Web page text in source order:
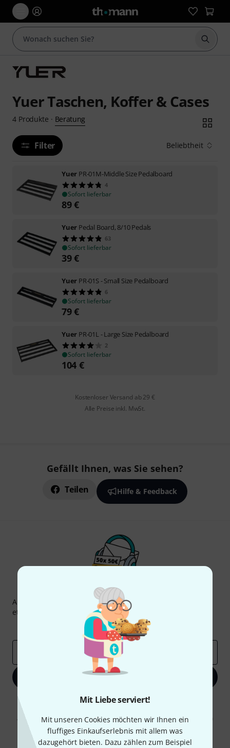
Mit Liebe serviert!
Mit unseren Cookies möchten wir Ihnen ein
fluffiges Einkaufserlebnis mit allem was
dazugehört bieten. Dazu zählen zum Beispiel
Suche
Yuer Taschen, Koffer & Cases
4 Produkte · Beratung
Filter Beliebtheit
Yuer PR-01M-Middle Size Pedalboard
4
Sofort lieferbar
89€
Yuer Pedal Board, 8/10 Pedals
63
Sofort lieferbar
39€
Yuer PR-01S - Small Size Pedalboard
6
Sofort lieferbar
79€
Yuer PR-01L - Large Size Pedalboard
2
Sofort lieferbar
104 €
Kostenloser Versand ab 29 €
Alle Preise inkl. MwSt.
Gefällt Ihnen, was Sie sehen?
Teilen Hilfe & Feedback
Thomann Newsletter
Abonniere den Thomann Newsletter und gewinne mit
etwas Glück einen von50 Gutscheinen
Inspirierende Beiträge
Deals Thomann Insights
Jetzt anmelden
Mit Klick auf „Jetzt anmelden“ stimmen Sie dem Erhalt von E-Mail-
Werbung und einer Messung des E-Mail-Nutzungsverhaltens zu. Die
Abmeldung ist jederzeit möglich. Weitere Informationen finden Sie in
unseren
Datenschutzhinweisen
* Pflichtfeld